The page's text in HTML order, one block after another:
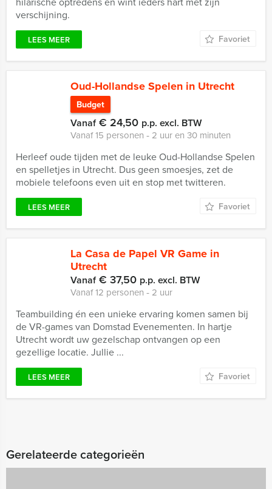
verschijning.
LEES MEER Favoriet
Oud-Hollandse Spelen in Utrecht
Budget
Vanaf€ 24,50 p.p. excl. BTW
Vanaf 15 personen ‐ 2 uur en 30 minuten
Herleef oude tijden met de leuke Oud-Hollandse Spelen
en spelletjes in Utrecht. Dus geen smoesjes, zet de
mobiele telefoons even uit en stop met twitteren.
LEES MEER Favoriet
La Casa de Papel VR Game in
Utrecht
Vanaf€ 37,50 p.p. excl. BTW
Vanaf 12 personen ‐ 2 uur
Teambuilding én een unieke ervaring komen samen bij
de VR-games van Domstad Evenementen. In hartje
Utrecht wordt uw gezelschap ontvangen op een
gezellige locatie. Jullie ...
LEES MEER Favoriet
Gerelateerde categorieën